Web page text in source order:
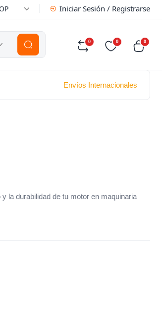
Iniciar Sesión / Registrarse
0 0 0
Envíos Internacionales
la durabilidad de tu motor en maquinaria